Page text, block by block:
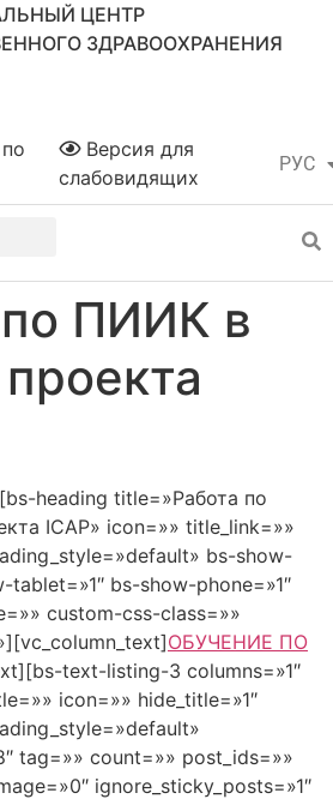
ЦЕНТР
ЗДРАВООХРАНЕНИЯ
РУС
ҚАЗ
Версия для
слабовидящих
ПИИК в
heading title=»Работа по
ICAP» icon=»» title_link=»»
bs-show-
tablet=»1″ bs-show-phone=»1″
custom-css-class=»»
ОБУЧЕНИЕ ПО
text-listing-3 columns=»1″
icon=»» hide_title=»1″
tag=»» count=»» post_ids=»»
ignore_sticky_posts=»1″